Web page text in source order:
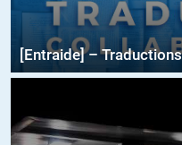
[Entraide] –